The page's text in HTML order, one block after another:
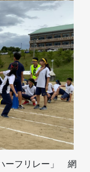
ーフリレー」 網